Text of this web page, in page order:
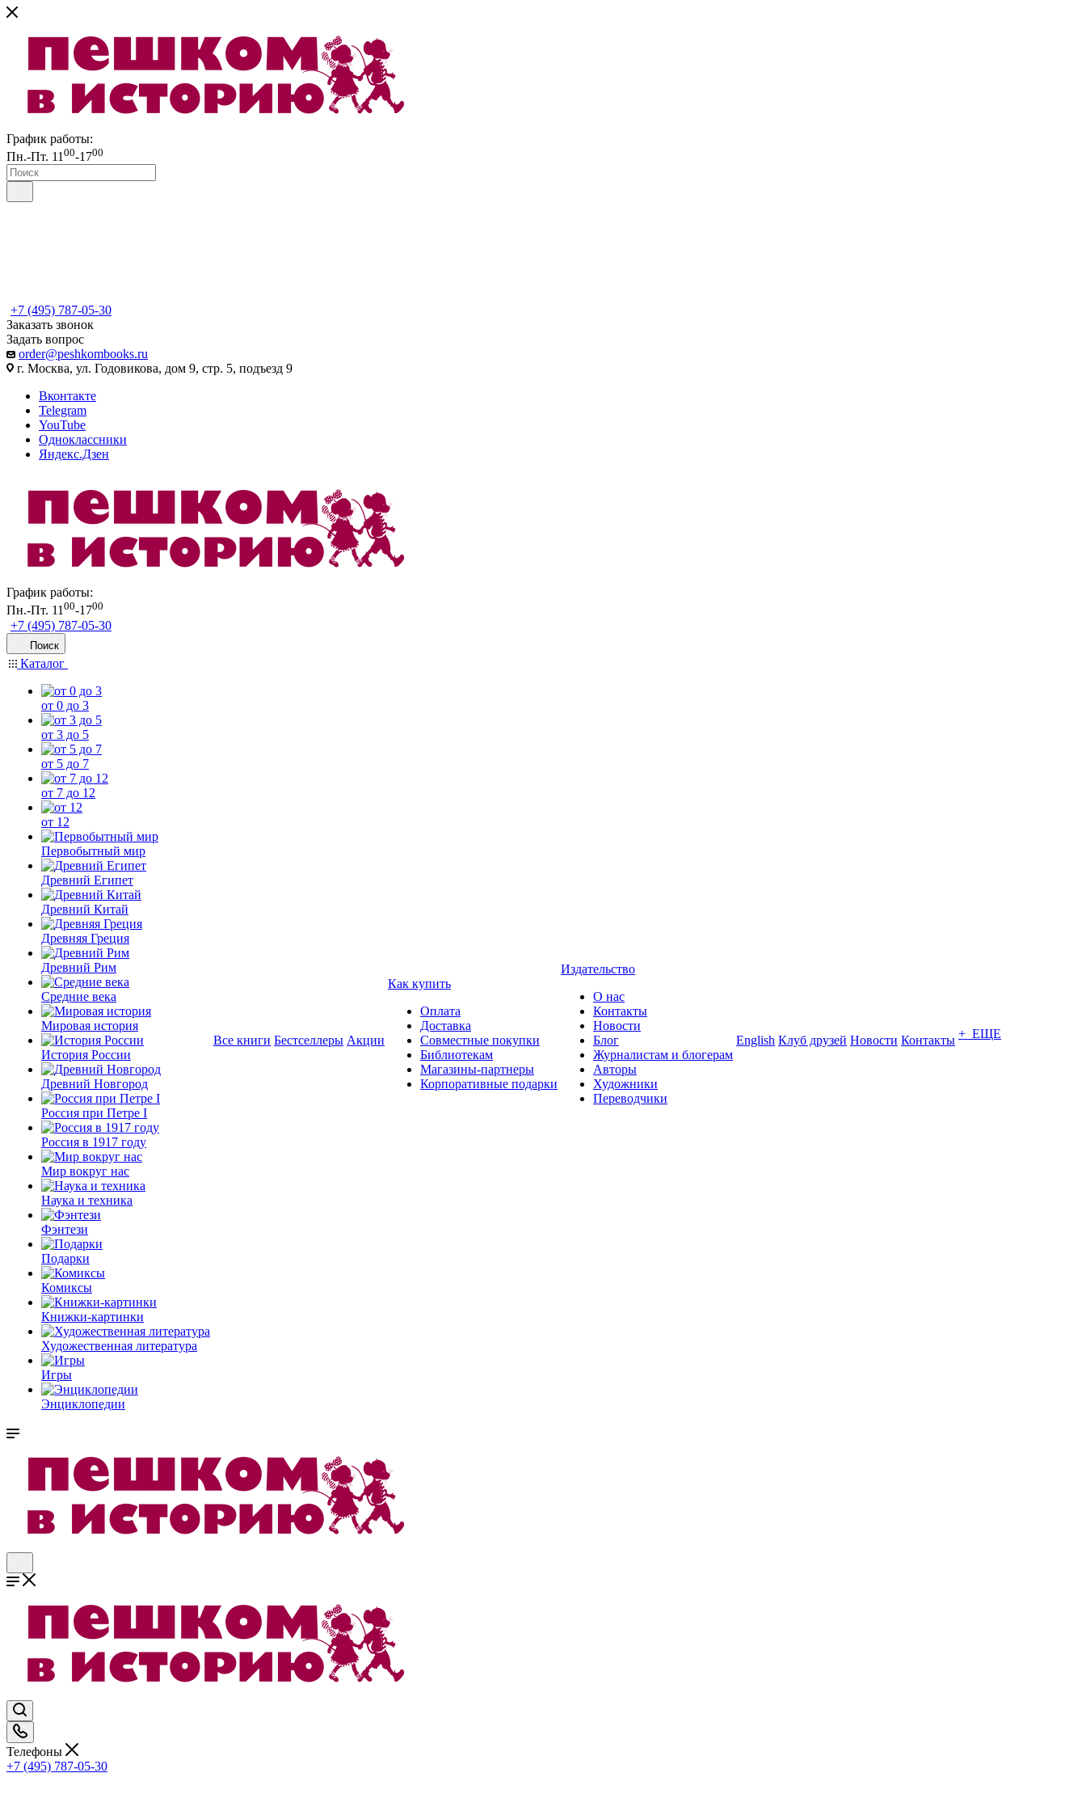
График работы:
Пн.-Пт. 11 00-1700
+7 (495) 787-05-30
Заказать звонок
Задать вопрос
order@peshkombooks.ru
г. Москва, ул. Годовикова, дом 9, стр. 5, подъезд 9
Вконтакте
Telegram
YouTube
Одноклассники
Яндекс.Дзен
График работы:
Пн.-Пт. 1100-1700
+7 (495) 787-05-30
Поиск
Каталог
от 0 до 3
от 3 до 5
от 5 до 7
от 7 до 12
от 12
Первобытный мир
Древний Египет
Древний Китай
Древняя Греция
Древний Рим
Средние века
Мировая история
История России
Древний Новгород
Россия при Петре I
Россия в 1917 году
Мир вокруг нас
Наука и техника
Фэнтези
Подарки
Комиксы
Книжки-картинки
Художественная литература
Игры
Энциклопедии
Все книги Бестселлеры Акции
Как купить
Оплата
Доставка
Совместные покупки
Библиотекам
Магазины-партнеры
Корпоративные подарки
Издательство
О нас
Контакты
Новости
Блог
Журналистам и блогерам
Авторы
Художники
Переводчики
English Клуб друзей Новости Контакты + ЕЩЕ
Телефоны
+7 (495) 787-05-30